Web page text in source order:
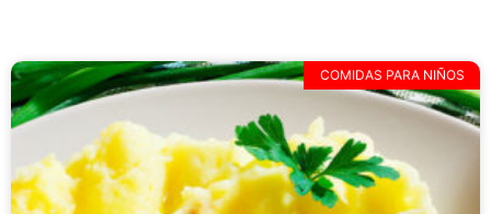
COMIDAS PARA NIÑOS